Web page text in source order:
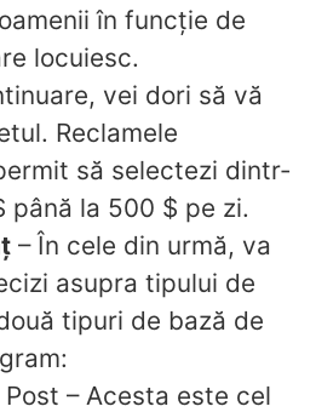
în funcție de
locuiesc.
vei dori să vă
Reclamele
să selectezi dintr-
până la 500 $ pe zi.
– În cele din urmă, va
asupra tipului de
tipuri de bază de
– Acesta este cel